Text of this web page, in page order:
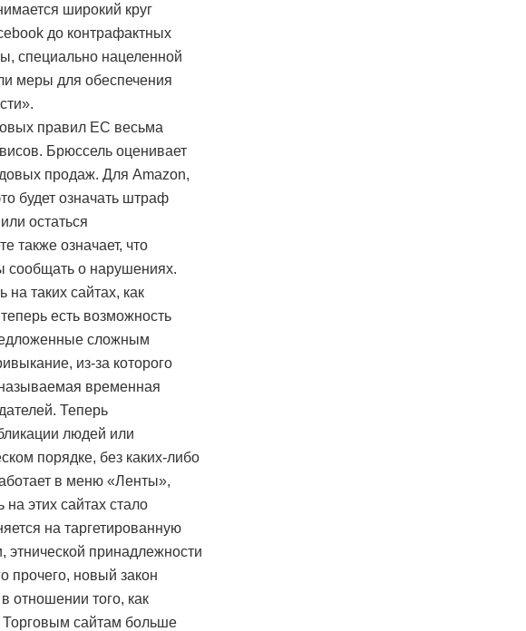
широкий круг
до контрафактных
специально нацеленной
меры для обеспечения
правил ЕС весьма
Брюссель оценивает
продаж. Для Amazon,
будет означать штраф
остаться
также означает, что
сообщать о нарушениях.
таких сайтах, как
есть возможность
сложным
из-за которого
временная
Теперь
людей или
порядке, без каких-либо
в меню «Ленты»,
этих сайтах стало
на таргетированную
этнической принадлежности
прочего, новый закон
отношении того, как
Торговым сайтам больше